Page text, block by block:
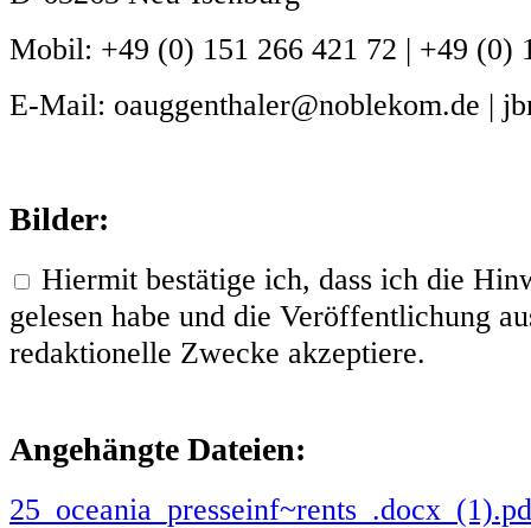
Mobil: +49 (0) 151 266 421 72 | +49 (0)
E-Mail: oauggenthaler@noblekom.de |
Bilder:
Hiermit bestätige ich, dass ich die
gelesen habe und die Veröffentlichung
redaktionelle Zwecke akzeptiere.
Angehängte Dateien: